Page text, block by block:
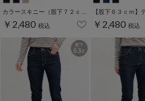
￥2,480 税込 ￥2,480 税込